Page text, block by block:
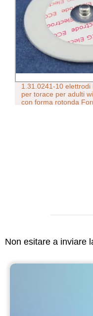
1.31.0241-10 elettrodi
per torace per adulti
con forma rotonda
Non esitare a inviare